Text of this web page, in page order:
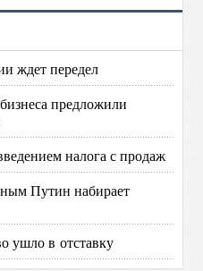
ждет передел
предложили
налога с продаж
Путин набирает
ушло в отставку